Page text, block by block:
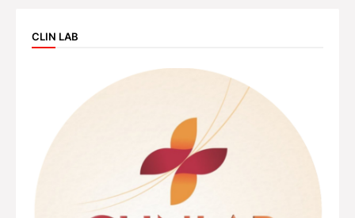
CLIN LAB